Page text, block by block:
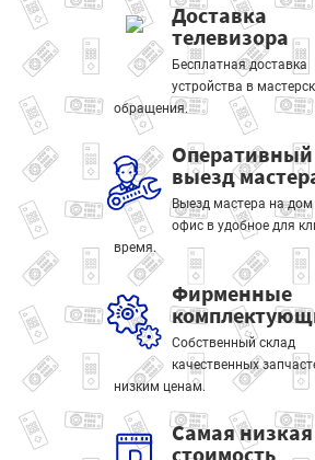
Доставка
телевизора
Бесплатная доставка
устройства в
обращения.
Оперативный
выезд
Выезд мастера на дом
офис в удобное для
время.
Фирменные
Собственный склад
качественных
низким ценам.
Самая низкая
стоимость